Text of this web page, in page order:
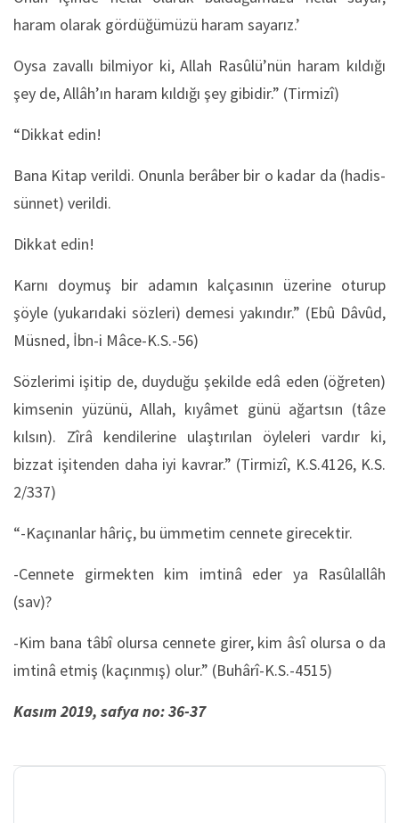
haram olarak gördüğümüzü haram sayarız.’
Oysa zavallı bilmiyor ki, Allah Rasûlü’nün haram kıldığı
şey de, Allâh’ın haram kıldığı şey gibidir.” (Tirmizî)
“Dikkat edin!
Bana Kitap verildi. Onunla berâber bir o kadar da (hadis-
sünnet) verildi.
Dikkat edin!
Karnı doymuş bir adamın kalçasının üzerine oturup
şöyle (yukarıdaki sözleri) demesi yakındır.” (Ebû Dâvûd,
Müsned, İbn-i Mâce-K.S.-56)
Sözlerimi işitip de, duyduğu şekilde edâ eden (öğreten)
kimsenin yüzünü, Allah, kıyâmet günü ağartsın (tâze
kılsın). Zîrâ kendilerine ulaştırılan öyleleri vardır ki,
bizzat işitenden daha iyi kavrar.” (Tirmizî, K.S.4126, K.S.
2/337)
“-Kaçınanlar hâriç, bu ümmetim cennete girecektir.
-Cennete girmekten kim imtinâ eder ya Rasûlallâh
(sav)?
-Kim bana tâbî olursa cennete girer, kim âsî olursa o da
imtinâ etmiş (kaçınmış) olur.” (Buhârî-K.S.-4515)
Kasım 2019, safya no: 36-37